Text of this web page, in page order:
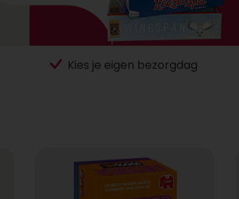
Kies je eigen bezorgdag